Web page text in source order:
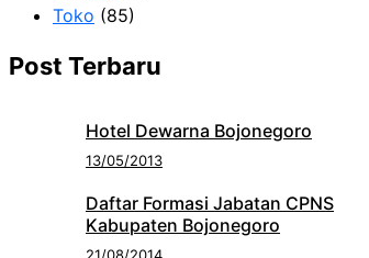
Toko (85)
Post Terbaru
Hotel Dewarna Bojonegoro
13/05/2013
Daftar Formasi Jabatan CPNS
Kabupaten Bojonegoro